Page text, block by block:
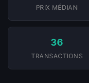
PRIX MÉDIAN
36
TRANSACTIONS